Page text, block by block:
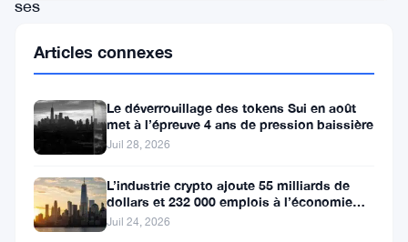
ses
innovantes
yield
farming.
Les
récents
développements
Articles connexes
Le déverrouillage des tokens Sui en août
met à l’épreuve 4 ans de pression baissière
Juil 28, 2026
L’industrie crypto ajoute 55 milliards de
dollars et 232 000 emplois à l’économie
américaine
Juil 24, 2026